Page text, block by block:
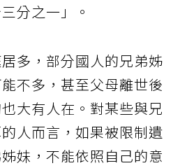
分之一」。
多，部分國人的兄弟姊
不多，甚至父母離世後
大有人在。對某些與兄
人而言，如果被限制遺
妹，不能依照自己的意